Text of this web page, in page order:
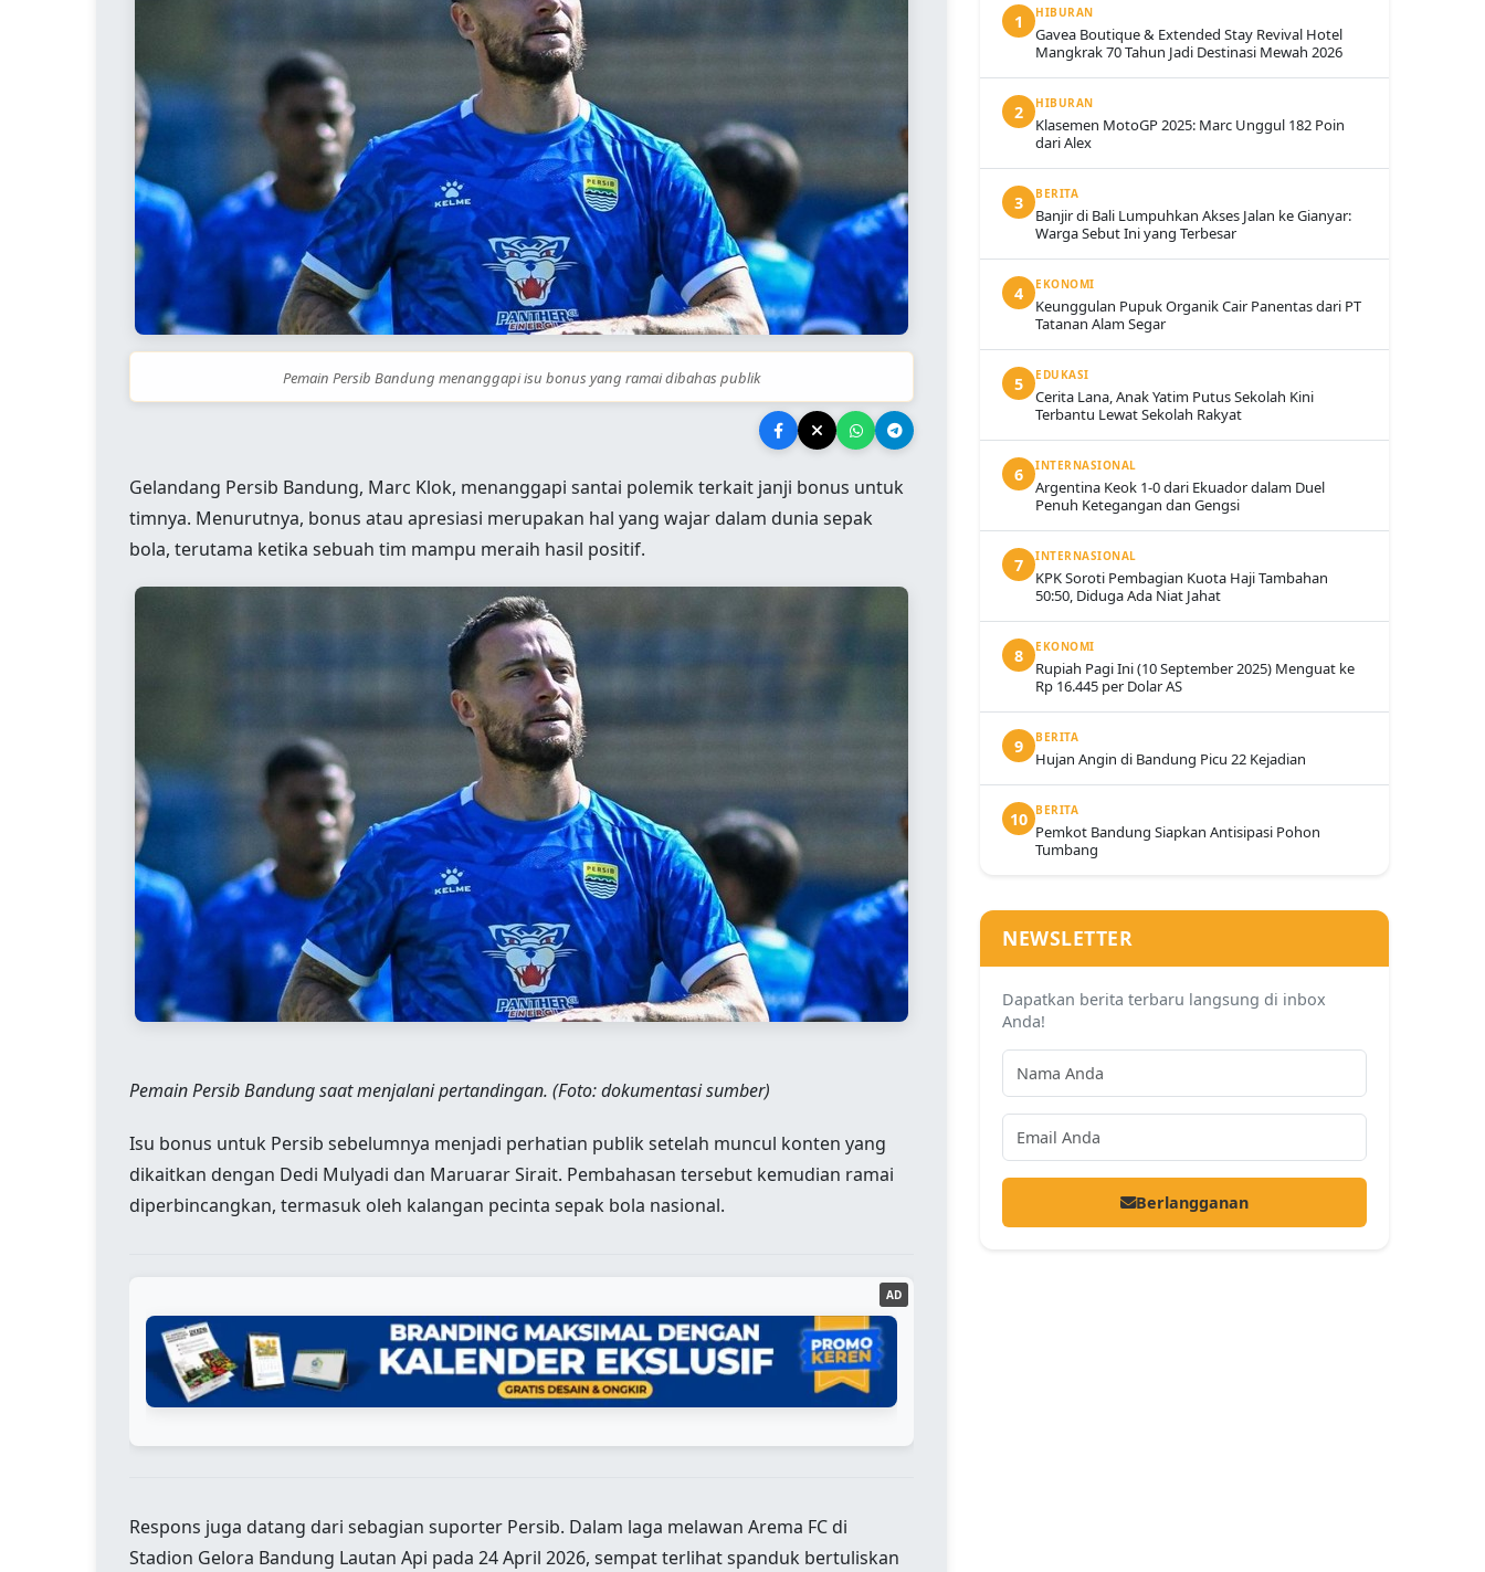
Pemain Persib Bandung menanggapi isu bonus yang ramai dibahas publik
Gelandang Persib Bandung, Marc Klok, menanggapi santai polemik terkait janji bonus untuk
timnya. Menurutnya, bonus atau apresiasi merupakan hal yang wajar dalam dunia sepak
bola, terutama ketika sebuah tim mampu meraih hasil positif.
Pemain Persib Bandung saat menjalani pertandingan. (Foto: dokumentasi sumber)
Isu bonus untuk Persib sebelumnya menjadi perhatian publik setelah muncul konten yang
dikaitkan dengan Dedi Mulyadi dan Maruarar Sirait. Pembahasan tersebut kemudian ramai
diperbincangkan, termasuk oleh kalangan pecinta sepak bola nasional.
AD
Respons juga datang dari sebagian suporter Persib. Dalam laga melawan Arema FC di
Stadion Gelora Bandung Lautan Api pada 24 April 2026, sempat terlihat spanduk bertuliskan
1 HIBURAN
Gavea Boutique & Extended Stay Revival Hotel
Mangkrak 70 Tahun Jadi Destinasi Mewah 2026
2 HIBURAN
Klasemen MotoGP 2025: Marc Unggul 182 Poin
dari Alex
3 BERITA
Banjir di Bali Lumpuhkan Akses Jalan ke Gianyar:
Warga Sebut Ini yang Terbesar
4 EKONOMI
Keunggulan Pupuk Organik Cair Panentas dari PT
Tatanan Alam Segar
5 EDUKASI
Cerita Lana, Anak Yatim Putus Sekolah Kini
Terbantu Lewat Sekolah Rakyat
6 INTERNASIONAL
Argentina Keok 1-0 dari Ekuador dalam Duel
Penuh Ketegangan dan Gengsi
7 INTERNASIONAL
KPK Soroti Pembagian Kuota Haji Tambahan
50:50, Diduga Ada Niat Jahat
8 EKONOMI
Rupiah Pagi Ini (10 September 2025) Menguat ke
Rp 16.445 per Dolar AS
9 BERITA
Hujan Angin di Bandung Picu 22 Kejadian
10 BERITA
Pemkot Bandung Siapkan Antisipasi Pohon
Tumbang
NEWSLETTER
Dapatkan berita terbaru langsung di inbox
Anda!
Berlangganan